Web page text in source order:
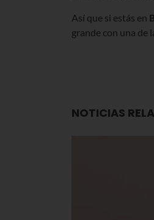
Así que si estás en
grande con una de
NOTICIAS